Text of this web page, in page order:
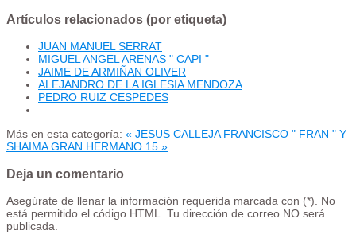
Artículos relacionados (por etiqueta)
JUAN MANUEL SERRAT
MIGUEL ANGEL ARENAS " CAPI "
JAIME DE ARMIÑAN OLIVER
ALEJANDRO DE LA IGLESIA MENDOZA
PEDRO RUIZ CESPEDES
Más en esta categoría: « JESUS CALLEJAFRANCISCO " FRAN " Y
SHAIMA GRAN HERMANO 15 »
Deja un comentario
Asegúrate de llenar la información requerida marcada con (*). No
está permitido el código HTML. Tu dirección de correo NO será
publicada.